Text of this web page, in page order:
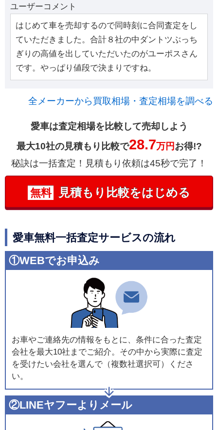
ユーザーコメント
はじめて車を売却するので同時刻に合同査定をし
ていただきました。合計８社の中ダントツぶっち
ぎりの高値を出していただいたのがユーポスさん
です。やっぱり値段で決まりですね。
全メーカーから買取相場・査定相場を調べる
愛車は査定相場を比較して売却しよう
最大10社の見積もり比較で28.7万円お得!?
秘訣は一括査定！見積もり依頼は45秒で完了！
無料 見積もり比較をはじめる
愛車無料一括査定サービスの流れ
①WEBでお申込み
お車やご連絡先の情報をもとに、条件に合った査定
会社を最大10社までご紹介。その中から実際に査定
を受けたい会社を選んで（複数社選択可）くださ
い。
②LINEヤフーよりメール